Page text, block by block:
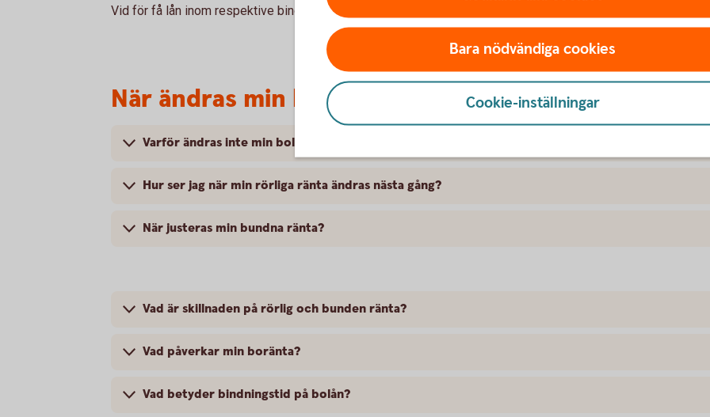
Vid för få lån inom respektive bindningstid redovisas ingen genomsnittsränta.
När ändras min boränta?
Varför ändras inte min bolåneränta direkt när styrräntan ändras?
Hur ser jag när min rörliga ränta ändras nästa gång?
När justeras min bundna ränta?
Vad är skillnaden på rörlig och bunden ränta?
Vad påverkar min boränta?
Vad betyder bindningstid på bolån?
Bara nödvändiga cookies
Cookie-inställningar